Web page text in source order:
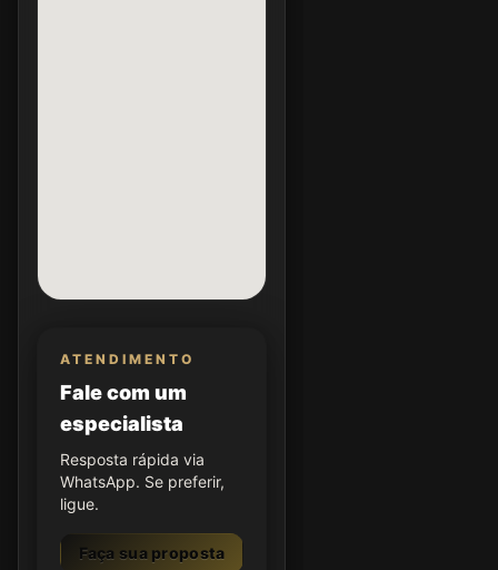
ATENDIMENTO
Fale com um
especialista
Resposta rápida via
WhatsApp. Se preferir,
ligue.
Faça sua proposta